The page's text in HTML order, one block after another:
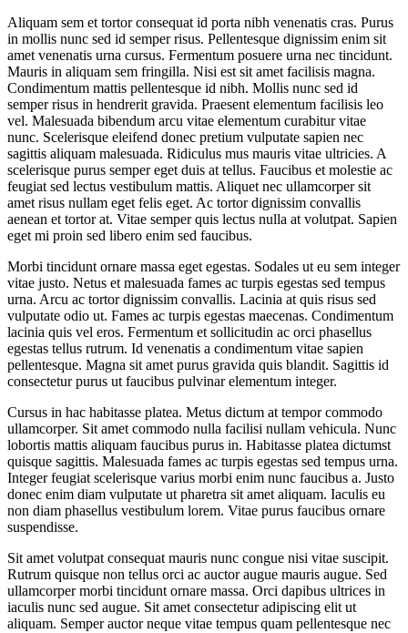
Aliquam sem et tortor consequat id porta nibh venenatis cras. Purus
in mollis nunc sed id semper risus. Pellentesque dignissim enim sit
amet venenatis urna cursus. Fermentum posuere urna nec tincidunt.
Mauris in aliquam sem fringilla. Nisi est sit amet facilisis magna.
Condimentum mattis pellentesque id nibh. Mollis nunc sed id
semper risus in hendrerit gravida. Praesent elementum facilisis leo
vel. Malesuada bibendum arcu vitae elementum curabitur vitae
nunc. Scelerisque eleifend donec pretium vulputate sapien nec
sagittis aliquam malesuada. Ridiculus mus mauris vitae ultricies. A
scelerisque purus semper eget duis at tellus. Faucibus et molestie ac
feugiat sed lectus vestibulum mattis. Aliquet nec ullamcorper sit
amet risus nullam eget felis eget. Ac tortor dignissim convallis
aenean et tortor at. Vitae semper quis lectus nulla at volutpat. Sapien
eget mi proin sed libero enim sed faucibus.
Morbi tincidunt ornare massa eget egestas. Sodales ut eu sem integer
vitae justo. Netus et malesuada fames ac turpis egestas sed tempus
urna. Arcu ac tortor dignissim convallis. Lacinia at quis risus sed
vulputate odio ut. Fames ac turpis egestas maecenas. Condimentum
lacinia quis vel eros. Fermentum et sollicitudin ac orci phasellus
egestas tellus rutrum. Id venenatis a condimentum vitae sapien
pellentesque. Magna sit amet purus gravida quis blandit. Sagittis id
consectetur purus ut faucibus pulvinar elementum integer.
Cursus in hac habitasse platea. Metus dictum at tempor commodo
ullamcorper. Sit amet commodo nulla facilisi nullam vehicula. Nunc
lobortis mattis aliquam faucibus purus in. Habitasse platea dictumst
quisque sagittis. Malesuada fames ac turpis egestas sed tempus urna.
Integer feugiat scelerisque varius morbi enim nunc faucibus a. Justo
donec enim diam vulputate ut pharetra sit amet aliquam. Iaculis eu
non diam phasellus vestibulum lorem. Vitae purus faucibus ornare
suspendisse.
Sit amet volutpat consequat mauris nunc congue nisi vitae suscipit.
Rutrum quisque non tellus orci ac auctor augue mauris augue. Sed
ullamcorper morbi tincidunt ornare massa. Orci dapibus ultrices in
iaculis nunc sed augue. Sit amet consectetur adipiscing elit ut
aliquam. Semper auctor neque vitae tempus quam pellentesque nec